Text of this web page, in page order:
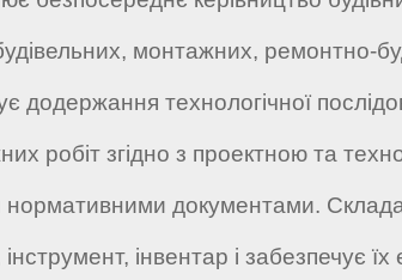
монтажних, ремонтно-
додержання технологічної
робіт згідно з проектною та
документами.
інструмент, інвентар і